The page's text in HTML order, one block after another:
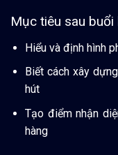
Mục tiêu sau buổi
Hiểu và định hình
Biết cách xây
hút
Tạo điểm nhận
hàng